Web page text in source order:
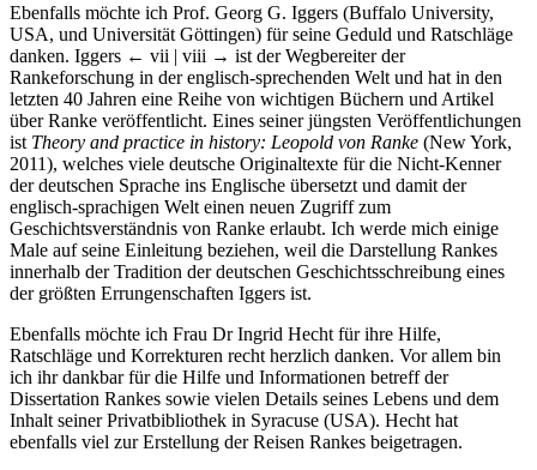
Ebenfalls möchte ich Prof. Georg G. Iggers (Buffalo University,
USA, und Universität Göttingen) für seine Geduld und Ratschläge
danken. Iggers ← vii | viii → ist der Wegbereiter der
Rankeforschung in der englisch-sprechenden Welt und hat in den
letzten 40 Jahren eine Reihe von wichtigen Büchern und Artikel
über Ranke veröffentlicht. Eines seiner jüngsten Veröffentlichungen
ist Theory and practice in history: Leopold von Ranke (New York,
2011), welches viele deutsche Originaltexte für die Nicht-Kenner
der deutschen Sprache ins Englische übersetzt und damit der
englisch-sprachigen Welt einen neuen Zugriff zum
Geschichtsverständnis von Ranke erlaubt. Ich werde mich einige
Male auf seine Einleitung beziehen, weil die Darstellung Rankes
innerhalb der Tradition der deutschen Geschichtsschreibung eines
der größten Errungenschaften Iggers ist.
Ebenfalls möchte ich Frau Dr Ingrid Hecht für ihre Hilfe,
Ratschläge und Korrekturen recht herzlich danken. Vor allem bin
ich ihr dankbar für die Hilfe und Informationen betreff der
Dissertation Rankes sowie vielen Details seines Lebens und dem
Inhalt seiner Privatbibliothek in Syracuse (USA). Hecht hat
ebenfalls viel zur Erstellung der Reisen Rankes beigetragen.